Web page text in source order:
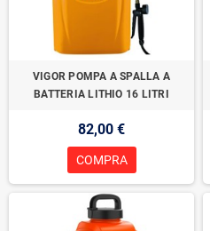
VIGOR POMPA A SPALLA A
BATTERIA LITHIO 16 LITRI
82,00 €
COMPRA